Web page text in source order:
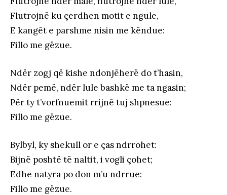
Flutrojnë ku çerdhen motit e ngule,
E kangët e parshme nisin me këndue:
Fillo me gëzue.
Ndër zogj që kishe ndonjëherë do t’hasin,
Ndër pemë, ndër lule bashkë me ta ngasin;
Për ty t’vorfnuemit rrijnë tuj shpnesue:
Fillo me gëzue.
Bylbyl, ky shekull or e ças ndrrohet:
Bijnë poshtë të naltit, i vogli çohet;
Edhe natyra po don m’u ndrrue:
Fillo me gëzue.